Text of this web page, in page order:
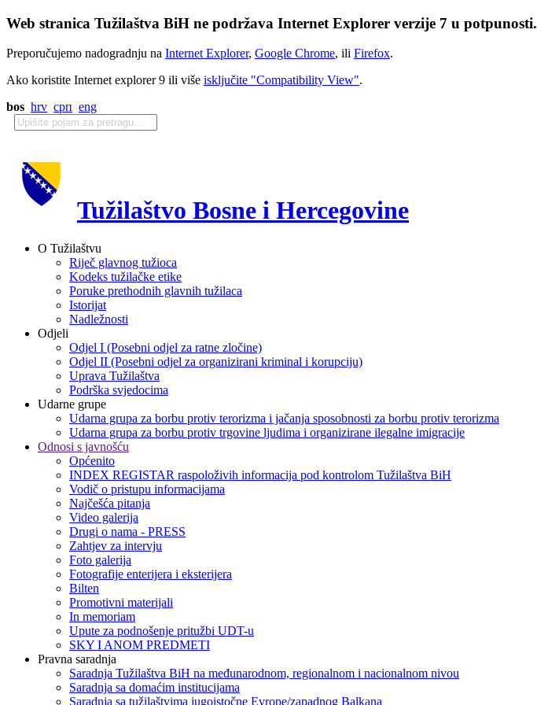
Web stranica Tužilaštva BiH ne podržava Internet Explorer verzije 7 u potpunosti.
Preporučujemo nadogradnju na Internet Explorer, Google Chrome, ili Firefox.
Ako koristite Internet explorer 9 ili više isključite "Compatibility View".
bos hrv срп eng
Tužilaštvo Bosne i Hercegovine
O Tužilaštvu
Riječ glavnog tužioca
Kodeks tužilačke etike
Poruke prethodnih glavnih tužilaca
Istorijat
Nadležnosti
Odjeli
Odjel I (Posebni odjel za ratne zločine)
Odjel II (Posebni odjel za organizirani kriminal i korupciju)
Uprava Tužilaštva
Podrška svjedocima
Udarne grupe
Udarna grupa za borbu protiv terorizma i jačanja sposobnosti za borbu protiv terorizma
Udarna grupa za borbu protiv trgovine ljudima i organizirane ilegalne imigracije
Odnosi s javnošću
Općenito
INDEX REGISTAR raspoloživih informacija pod kontrolom Tužilaštva BiH
Vodič o pristupu informacijama
Najčešća pitanja
Video galerija
Drugi o nama - PRESS
Zahtjev za intervju
Foto galerija
Fotografije enterijera i eksterijera
Bilten
Promotivni materijali
In memoriam
Upute za podnošenje pritužbi UDT-u
SKY I ANOM PREDMETI
Pravna saradnja
Saradnja Tužilaštva BiH na međunarodnom, regionalnom i nacionalnom nivou
Saradnja sa domaćim institucijama
Saradnja sa tužilaštvima jugoistočne Evrope/zapadnog Balkana